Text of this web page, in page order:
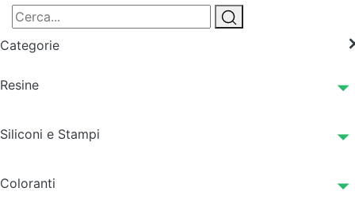
Categorie
Resine
Siliconi e Stampi
Coloranti